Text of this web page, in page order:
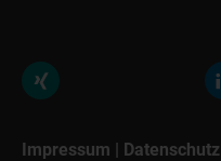
Impressum | Datenschutz